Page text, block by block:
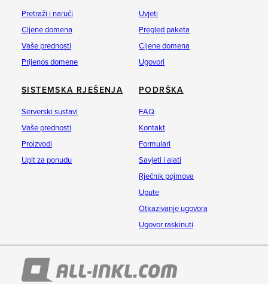
Pretraži i naruči
Cijene domena
Vaše prednosti
Prijenos domene
Uvjeti
Pregled paketa
Cijene domena
Ugovori
SISTEMSKA RJEŠENJA
Serverski sustavi
Vaše prednosti
Proizvodi
Upit za ponudu
PODRŠKA
FAQ
Kontakt
Formulari
Savjeti i alati
Rječnik pojmova
Upute
Otkazivanje ugovora
Ugovor raskinuti